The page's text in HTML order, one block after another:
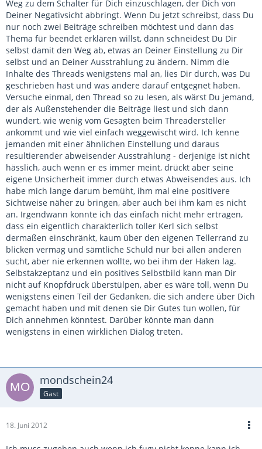
Weg zu dem Schalter für Dich einzuschlagen, der Dich von
Deiner Negativsicht abbringt. Wenn Du jetzt schreibst, dass Du
nur noch zwei Beiträge schreiben möchtest und dann das
Thema für beendet erklären willst, dann schneidest Du Dir
selbst damit den Weg ab, etwas an Deiner Einstellung zu Dir
selbst und an Deiner Ausstrahlung zu ändern. Nimm die
Inhalte des Threads wenigstens mal an, lies Dir durch, was Du
geschrieben hast und was andere darauf entgegnet haben.
Versuche einmal, den Thread so zu lesen, als wärst Du jemand,
der als Außenstehender die Beiträge liest und sich dann
wundert, wie wenig vom Gesagten beim Threadersteller
ankommt und wie viel einfach weggewischt wird. Ich kenne
jemanden mit einer ähnlichen Einstellung und daraus
resultierender abweisender Ausstrahlung - derjenige ist nicht
hässlich, auch wenn er es immer meint, drückt aber seine
eigene Unsicherheit immer durch etwas Abweisendes aus. Ich
habe mich lange darum bemüht, ihm mal eine positivere
Sichtweise näher zu bringen, aber auch bei ihm kam es nicht
an. Irgendwann konnte ich das einfach nicht mehr ertragen,
dass ein eigentlich charakterlich toller Kerl sich selbst
dermaßen einschränkt, kaum über den eigenen Tellerrand zu
blicken vermag und sämtliche Schuld nur bei allen anderen
sucht, aber nie erkennen wollte, wo bei ihm der Haken lag.
Selbstakzeptanz und ein positives Selbstbild kann man Dir
nicht auf Knopfdruck überstülpen, aber es wäre toll, wenn Du
wenigstens einen Teil der Gedanken, die sich andere über Dich
gemacht haben und mit denen sie Dir Gutes tun wollen, für
Dich annehmen könntest. Darüber könnte man dann
wenigstens in einen wirklichen Dialog treten.
mondschein24
Gast
18. Juni 2012